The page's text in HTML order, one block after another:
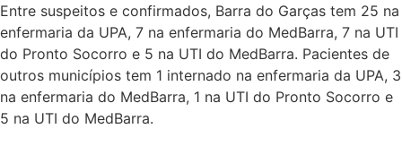
Entre suspeitos e confirmados, Barra do Garças tem 25 na
enfermaria da UPA, 7 na enfermaria do MedBarra, 7 na UTI
do Pronto Socorro e 5 na UTI do MedBarra. Pacientes de
outros municípios tem 1 internado na enfermaria da UPA, 3
na enfermaria do MedBarra, 1 na UTI do Pronto Socorro e
5 na UTI do MedBarra.